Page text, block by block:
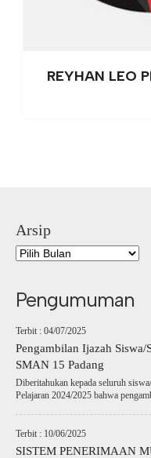
REYHAN LEO
Arsip
Pengumuman
Terbit : 04/07/2025
Pengambilan Ijazah
SMAN 15 Padang
Diberitahukan kepada seluruh
Pelajaran 2024/2025 bahwa
Terbit : 10/06/2025
SISTEM PENERIMAAN